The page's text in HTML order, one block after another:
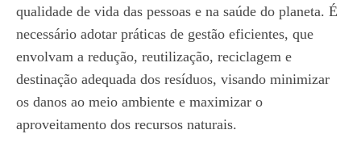
qualidade de vida das pessoas e na saúde do planeta. É
necessário adotar práticas de gestão eficientes, que
envolvam a redução, reutilização, reciclagem e
destinação adequada dos resíduos, visando minimizar
os danos ao meio ambiente e maximizar o
aproveitamento dos recursos naturais.